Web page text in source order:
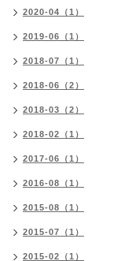
2020-04（1）
2019-06（1）
2018-07（1）
2018-06（2）
2018-03（2）
2018-02（1）
2017-06（1）
2016-08（1）
2015-08（1）
2015-07（1）
2015-02（1）